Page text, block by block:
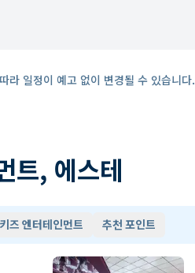
라 일정이 예고 없이 변경될 수 있습니다.
트, 에스테
키즈 엔터테인먼트 추천 포인트